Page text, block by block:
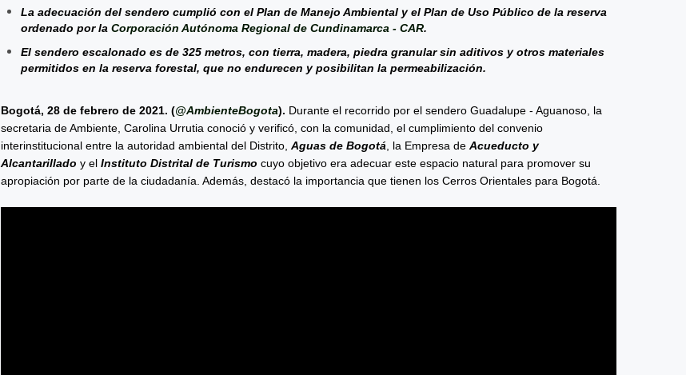
La adecuación del sendero cumplió con el Plan de Manejo Ambiental y el Plan de Uso Público de la reserva
ordenado por la Corporación Autónoma Regional de Cundinamarca - CAR.
El sendero escalonado es de 325 metros, con tierra, madera, piedra granular sin aditivos y otros materiales
permitidos en la reserva forestal, que no endurecen y posibilitan la permeabilización.
Bogotá, 28 de febrero de 2021. (@AmbienteBogota). Durante el recorrido por el sendero Guadalupe - Aguanoso, la
secretaria de Ambiente, Carolina Urrutia conoció y verificó, con la comunidad, el cumplimiento del convenio
interinstitucional entre la autoridad ambiental del Distrito, Aguas de Bogotá, la Empresa de Acueducto y
Alcantarillado y el Instituto Distrital de Turismo cuyo objetivo era adecuar este espacio natural para promover su
apropiación por parte de la ciudadanía. Además, destacó la importancia que tienen los Cerros Orientales para Bogotá.